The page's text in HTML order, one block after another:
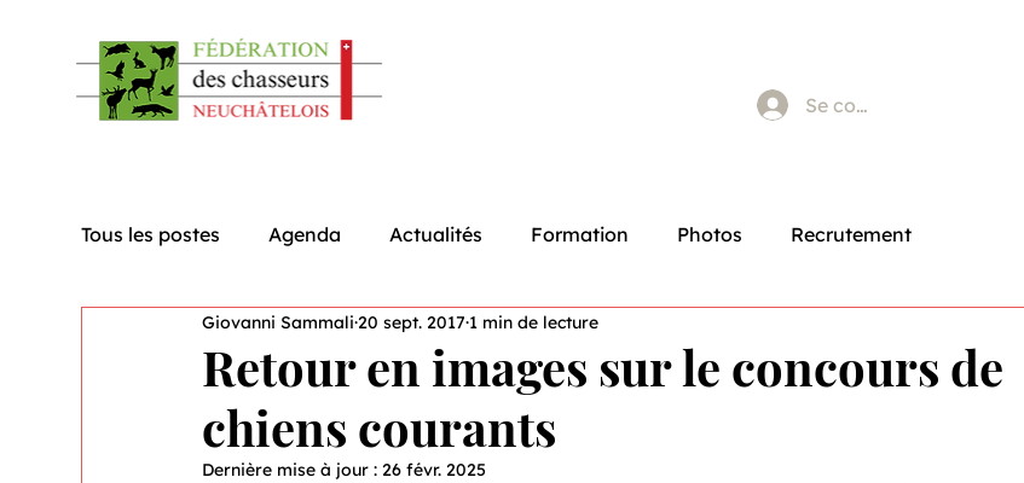
Se connecter
Tous les postes Agenda Actualités Formation Photos Recrutement
Retour en images sur le concours de
chiens courants
Giovanni Sammali20 sept. 2017 1 min de lecture
Dernière mise à jour :26 févr. 2025